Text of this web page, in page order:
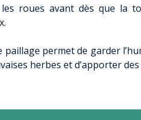
les roues avant dès que la
paillage permet de garder
herbes et d’apporter